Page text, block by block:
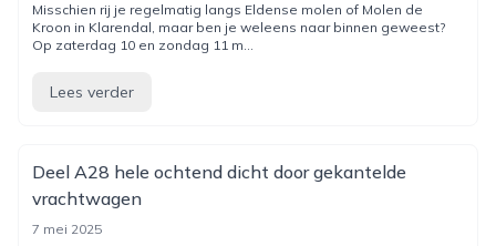
Misschien rij je regelmatig langs Eldense molen of Molen de
Kroon in Klarendal, maar ben je weleens naar binnen geweest?
Op zaterdag 10 en zondag 11 m...
Lees verder
Deel A28 hele ochtend dicht door gekantelde
vrachtwagen
7 mei 2025